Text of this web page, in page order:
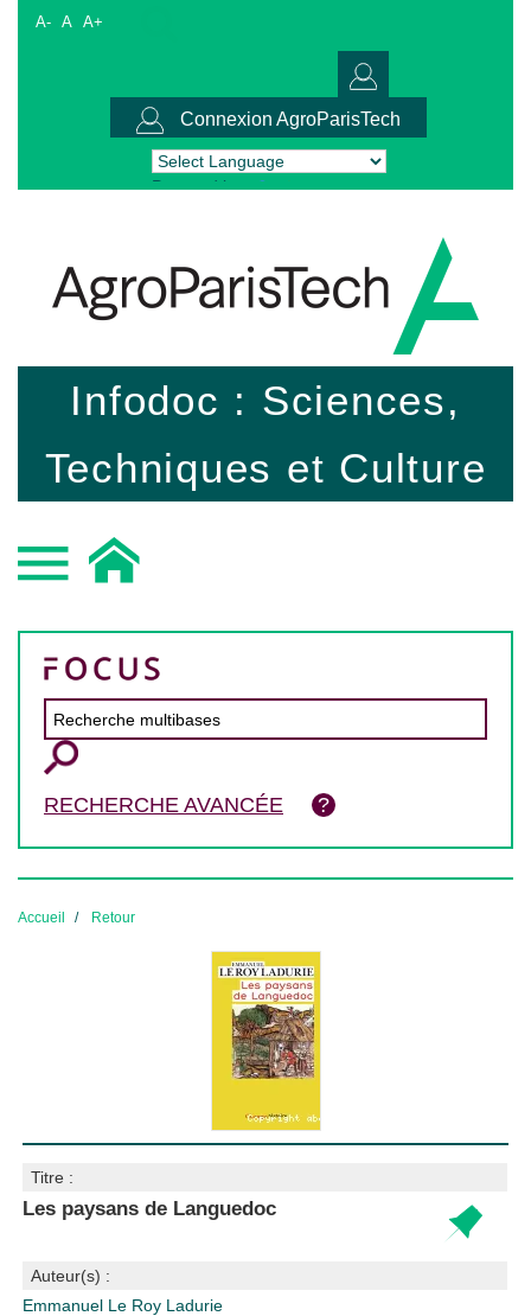
A- A A+
Connexion AgroParisTech
Powered by Translate
Infodoc : Sciences,
Techniques et Culture
RECHERCHE AVANCÉE
Accueil Retour
Titre :
Les paysans de Languedoc
Auteur(s) :
Emmanuel Le Roy Ladurie